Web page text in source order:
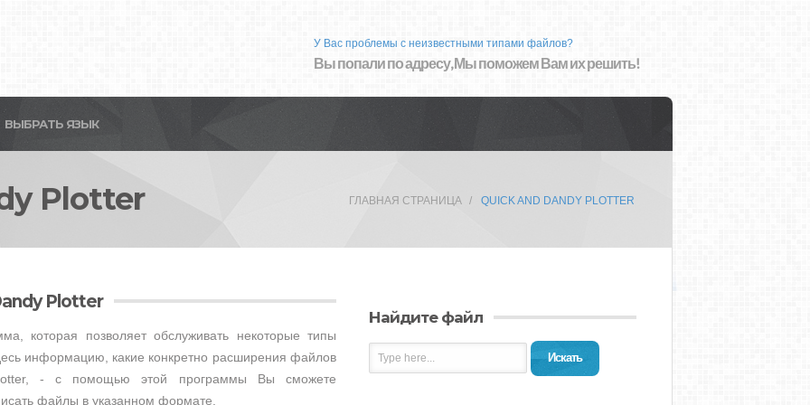
У Вас проблемы с неизвестными типами файлов?
Вы попали по адресу, Мы поможем Вам их решить!
ВЫБРАТЬ ЯЗЫК
Plotter ГЛАВНАЯ СТРАНИЦА QUICK AND DANDY PLOTTER
Plotter
которая позволяет обслуживать некоторые типы
информацию, какие конкретно расширения файлов
- с помощью этой программы Вы сможете
файлы в указанном формате.
Найдите файл
Искать